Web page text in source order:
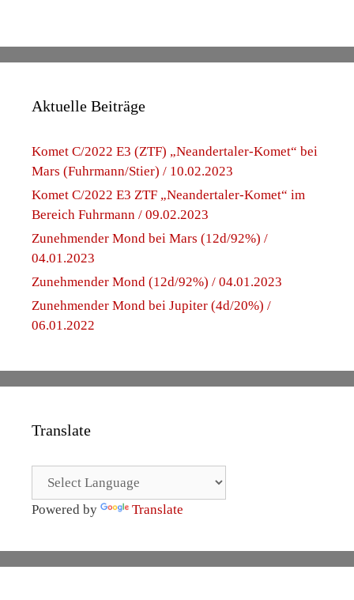
Aktuelle Beiträge
Komet C/2022 E3 (ZTF) „Neandertaler-Komet“ bei
Mars (Fuhrmann/Stier) / 10.02.2023
Komet C/2022 E3 ZTF „Neandertaler-Komet“ im
Bereich Fuhrmann / 09.02.2023
Zunehmender Mond bei Mars (12d/92%) /
04.01.2023
Zunehmender Mond (12d/92%) / 04.01.2023
Zunehmender Mond bei Jupiter (4d/20%) /
06.01.2022
Translate
Powered by Translate